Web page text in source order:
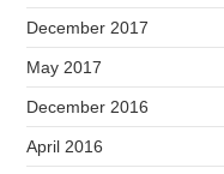
December 2017
May 2017
December 2016
April 2016